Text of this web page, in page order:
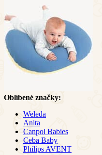
Oblíbené značky:
Weleda
Anita
Canpol Babies
Ceba Baby
Philips AVENT